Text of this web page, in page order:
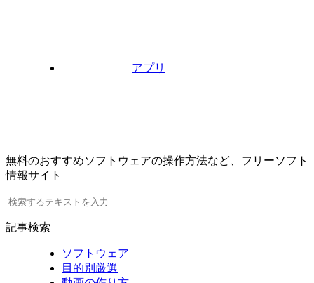
アプリ
無料のおすすめソフトウェアの操作方法など、フリーソフト
情報サイト
記事検索
ソフトウェア
目的別厳選